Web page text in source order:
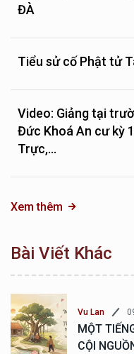
ĐÀ
Tiểu sử cố Phật tử
Video: Giảng tại
Đức Khoá An cư kỳ
Trực,...
Xem thêm
Bài Viết Khác
Vu Lan
MỘT
CỘI